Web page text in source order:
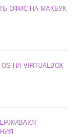
ОФИС НА МАКБУК
НА VIRTUALBOX